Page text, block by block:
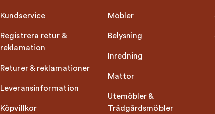
Kundservice
Registrera retur &
reklamation
Returer & reklamationer
Leveransinformation
Köpvillkor
Möbler
Belysning
Inredning
Mattor
Utemöbler &
Trädgårdsmöbler